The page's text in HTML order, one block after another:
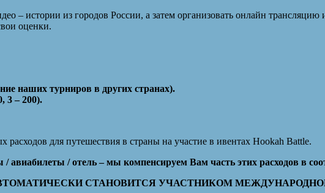
– истории из городов России, а затем организовать онлайн
оценки.
наших турниров в других странах).
3 – 200).
для путешествия в страны на участие в ивентах Hookah Battle.
авиабилеты / отель – мы компенсируем Вам часть этих расходов в
СТАНОВИТСЯ УЧАСТНИКОМ МЕЖДУНАРОДНОГО